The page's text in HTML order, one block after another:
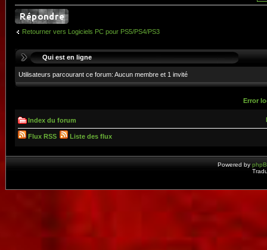
Retourner vers Logiciels PC pour PS5/PS4/PS3
Qui est en ligne
Utilisateurs parcourant ce forum: Aucun membre et 1 invité
Error
Index du forum
Flux RSS Liste des flux
Powered by